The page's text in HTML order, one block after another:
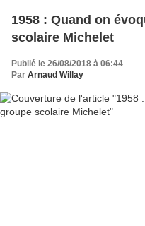
1958 : Quand on
scolaire Michelet
Publié le 26/08/2018 à 06:44
Par Arnaud Willay